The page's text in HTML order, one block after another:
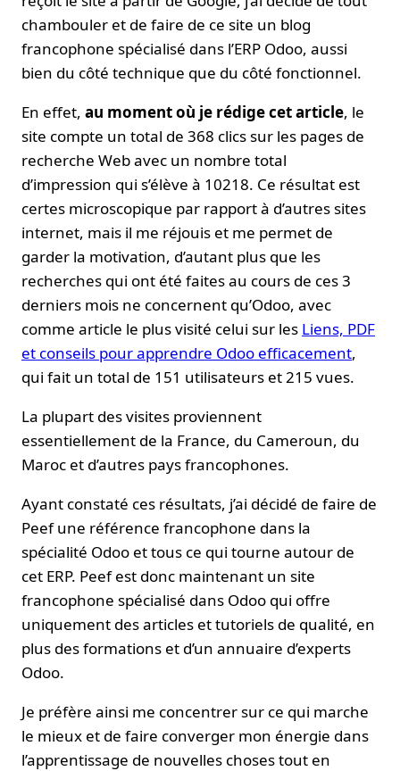
chambouler et de faire de ce site un blog
francophone spécialisé dans l’ERP Odoo, aussi
bien du côté technique que du côté fonctionnel.
En effet, au moment où je rédige cet article, le
site compte un total de 368 clics sur les pages de
recherche Web avec un nombre total
d’impression qui s’élève à 10218. Ce résultat est
certes microscopique par rapport à d’autres sites
internet, mais il me réjouis et me permet de
garder la motivation, d’autant plus que les
recherches qui ont été faites au cours de ces 3
derniers mois ne concernent qu’Odoo, avec
comme article le plus visité celui sur les Liens, PDF
et conseils pour apprendre Odoo efficacement,
qui fait un total de 151 utilisateurs et 215 vues.
La plupart des visites proviennent
essentiellement de la France, du Cameroun, du
Maroc et d’autres pays francophones.
Ayant constaté ces résultats, j’ai décidé de faire de
Peef une référence francophone dans la
spécialité Odoo et tous ce qui tourne autour de
cet ERP. Peef est donc maintenant un site
francophone spécialisé dans Odoo qui offre
uniquement des articles et tutoriels de qualité, en
plus des formations et d’un annuaire d’experts
Odoo.
Je préfère ainsi me concentrer sur ce qui marche
le mieux et de faire converger mon énergie dans
l’apprentissage de nouvelles choses tout en